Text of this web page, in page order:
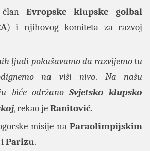
Evropske klupske golbal
) i njihovog komiteta za razvoj
ljudi pokušavamo da razvijemo tu
na viši nivo. Na našu
biće održano Svjetsko klupsko
, rekao jeRanitović.
misije na Paraolimpijskim
iParizu.